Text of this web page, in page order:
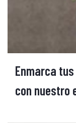
Enmarca
con nuestro